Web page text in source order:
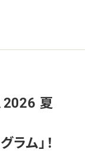
2026 夏
ラム」！